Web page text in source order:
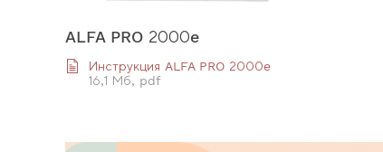
ALFA PRO 2000e
Инструкция ALFA PRO 2000e
16,1 Мб, pdf